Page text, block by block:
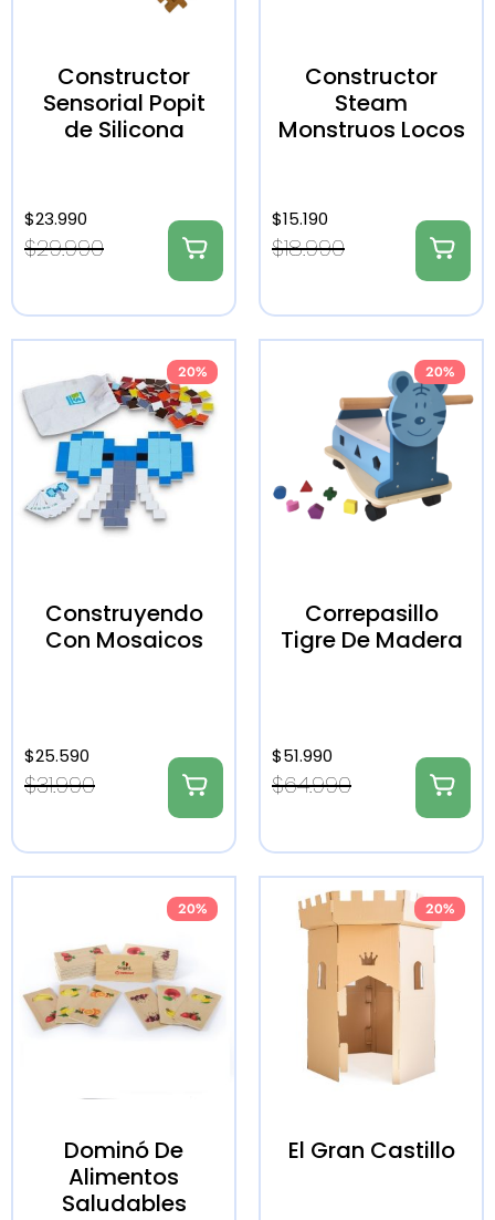
Constructor
Sensorial Popit
de Silicona
$29.990
$23.990
Constructor
Steam
Monstruos Locos
$18.990
$15.190
20%
Construyendo
Con Mosaicos
$31.990
$25.590
20%
Correpasillo
Tigre De Madera
$64.990
$51.990
20%
Dominó De
Alimentos
Saludables
20%
El Gran Castillo